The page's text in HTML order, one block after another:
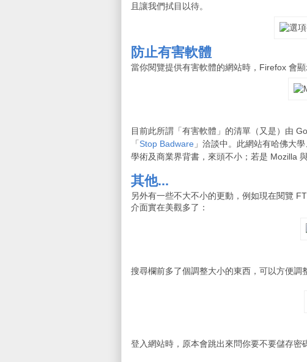
且讓我們拭目以待。
防止有害軟體
當你閱覽提供有害軟體的網站時，Firefox 會顯
目前此所謂「有害軟體」的清單（又是）由
「 Stop Badware 」洽談中。此網站有哈佛大
學術及商業界背書，來頭不小；若是 Mozilla
其他...
另外有一些不大不小的更動，例如現在閱覽
介面實在美觀多了：
搜尋欄前多了個調整大小的東西，可以方便調
登入網站時，原本會跳出來問你要不要儲存密